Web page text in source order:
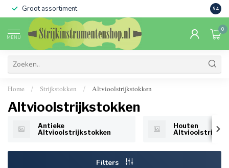
Groot assortiment 9.4
MENU
0
Home / Strijkstokken / Altvioolstrijkstokken
Altvioolstrijkstokken
Antieke
Altvioolstrijkstokken
Houten
Filters